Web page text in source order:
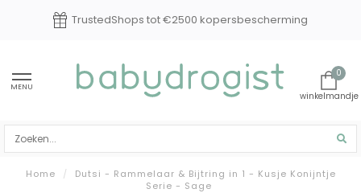
Experts in baby en
MENU
0
Home /
Dutsi - Rammelaar & Bijtring in 1 - Kusje Konijntje
Serie - Sage